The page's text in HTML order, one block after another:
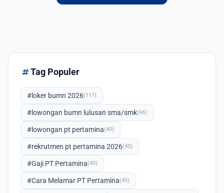
tagTag Populer
#loker bumn 2026(117)
#lowongan bumn lulusan sma/smk(66)
#lowongan pt pertamina(40)
#rekrutmen pt pertamina 2026(40)
#Gaji PT Pertamina(40)
#Cara Melamar PT Pertamina(40)